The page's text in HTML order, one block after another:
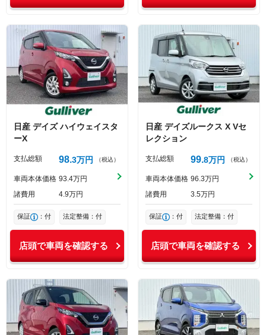
日産 デイズ ハイウェイスタ
ーX
支払総額 98 3万円 （税込）
車両本体価格 93 4万円
諸費用
4 9万円
保証 ：付 法定整備：付
店頭で車両を確認する
日産 デイズルークス X Vセ
レクション
支払総額 99 8万円 （税込）
車両本体価格 96 3万円
諸費用
3 5万円
保証 ：付 法定整備：付
店頭で車両を確認する